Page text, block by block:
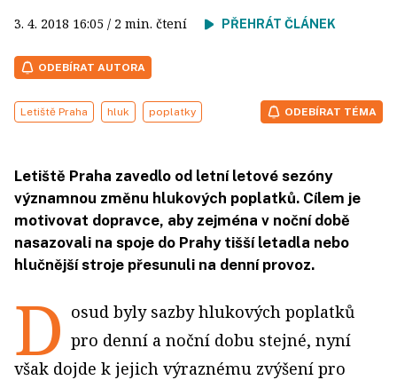
3. 4. 2018 16:05 / 2 min. čtení PŘEHRÁT ČLÁNEK
ODEBÍRAT AUTORA
Letiště Praha hluk poplatky ODEBÍRAT TÉMA
Letiště Praha zavedlo od letní letové sezóny
významnou změnu hlukových poplatků. Cílem je
motivovat dopravce, aby zejména v noční době
nasazovali na spoje do Prahy tišší letadla nebo
hlučnější stroje přesunuli na denní provoz.
D osud byly sazby hlukových poplatků
pro denní a noční dobu stejné, nyní
však dojde k jejich výraznému zvýšení pro